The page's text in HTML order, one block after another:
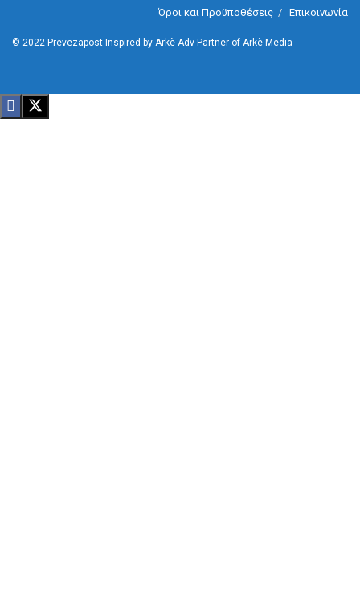
Όροι και Προϋποθέσεις
Επικοινωνία
© 2022 Prevezapost Inspired by Arkè Adv Partner of Arkè Media